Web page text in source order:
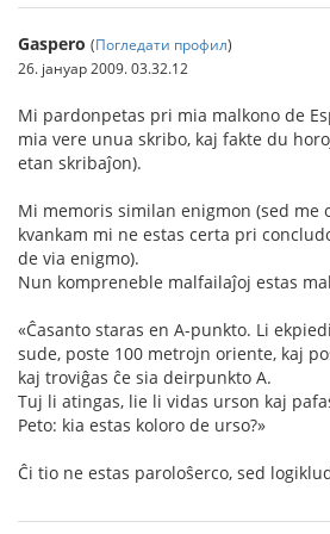
Gaspero (Погледати профил)
26. јануар 2009. 03.32.12
Mi pardonpetas pri mia malkono de
mia vere unua skribo, kaj fakte du
etan skribaĵon).
Mi memoris similan enigmon (sed me
kvankam mi ne estas certa pri
de via enigmo).
Nun kompreneble malfailaĵoj estas
«Ĉasanto staras en A-punkto. Li
sude, poste 100 metrojn oriente, kaj
kaj troviĝas ĉe sia deirpunkto A.
Tuj li atingas, lie li vidas urson kaj
Peto: kia estas koloro de urso?»
Ĉi tio ne estas paroloŝerco, sed